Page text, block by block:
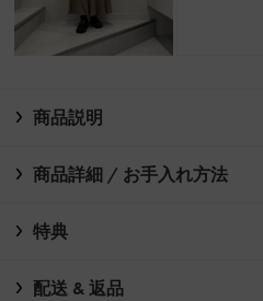
商品説明
商品詳細 / お手入れ方法
特典
配送 & 返品